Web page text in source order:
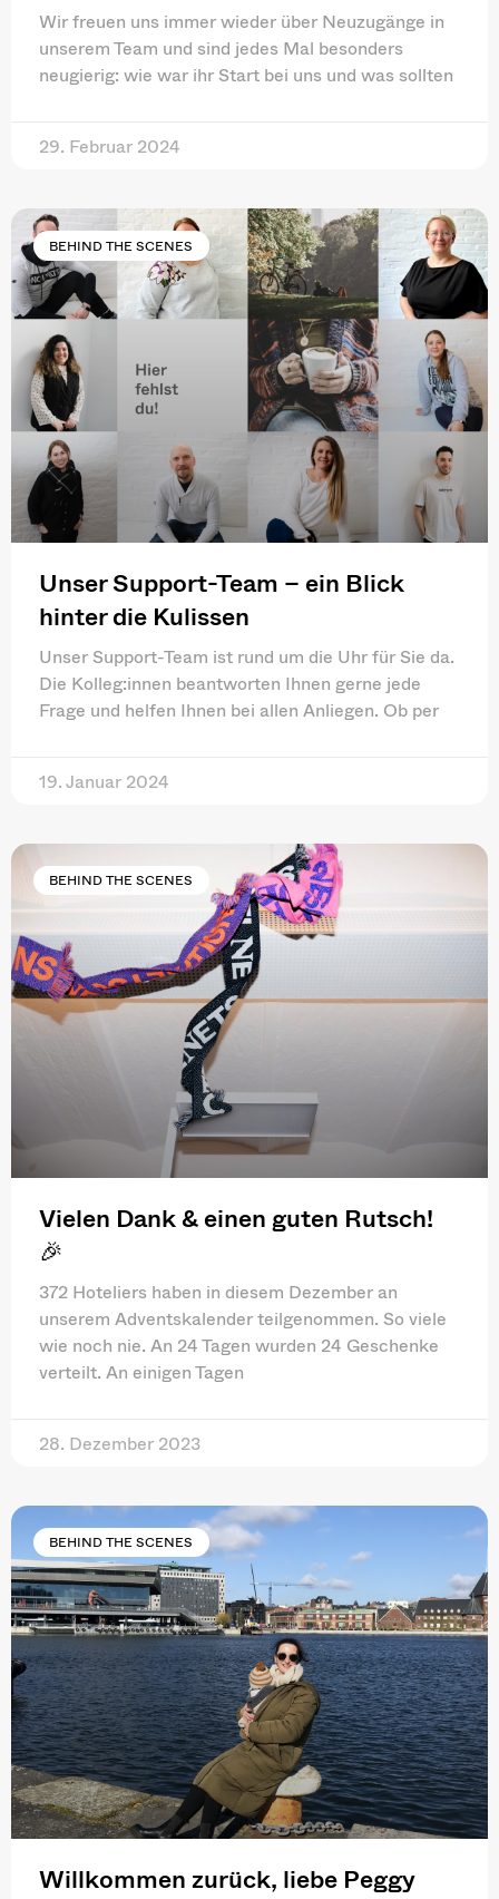
Wir freuen uns immer wieder über Neuzugänge in
unserem Team und sind jedes Mal besonders
neugierig: wie war ihr Start bei uns und was sollten
29. Februar 2024
BEHIND THE SCENES
Unser Support-Team – ein Blick
hinter die Kulissen
Unser Support-Team ist rund um die Uhr für Sie da.
Die Kolleg:innen beantworten Ihnen gerne jede
Frage und helfen Ihnen bei allen Anliegen. Ob per
19. Januar 2024
BEHIND THE SCENES
Vielen Dank & einen guten Rutsch!
🎉
372 Hoteliers haben in diesem Dezember an
unserem Adventskalender teilgenommen. So viele
wie noch nie. An 24 Tagen wurden 24 Geschenke
verteilt. An einigen Tagen
28. Dezember 2023
BEHIND THE SCENES
Willkommen zurück, liebe Peggy